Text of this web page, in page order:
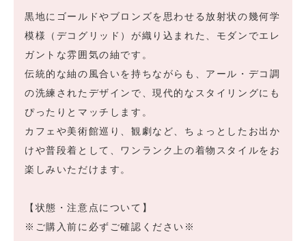
黒地にゴールドやブロンズを思わせる放射状の幾何学
模様（デコグリッド）が織り込まれた、モダンでエレ
ガントな雰囲気の紬です。
伝統的な紬の風合いを持ちながらも、アール・デコ調
の洗練されたデザインで、現代的なスタイリングにも
ぴったりとマッチします。
カフェや美術館巡り、観劇など、ちょっとしたお出か
けや普段着として、ワンランク上の着物スタイルをお
楽しみいただけます。
【状態・注意点について】
※ご購入前に必ずご確認ください※